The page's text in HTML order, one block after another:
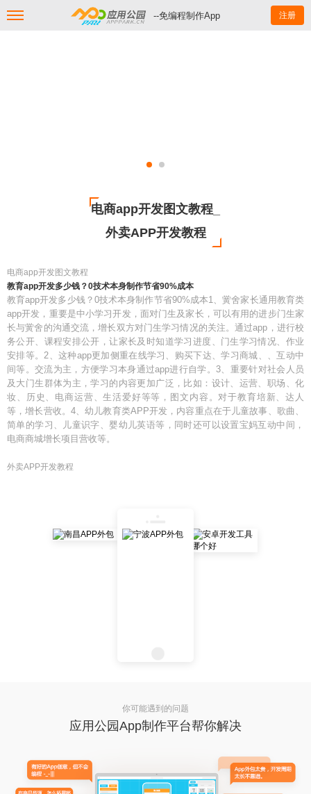
--免编程制作App 注册
电商app开发图文教程_
外卖APP开发教程
电商app开发图文教程
教育app开发多少钱？0技术本身制作节省90%成本
教育app开发多少钱？0技术本身制作节省90%成本1、黉舍家长通用教育类
app开发，重要是中小学习开发，面对门生及家长，可以有用的进步门生家
长与黉舍的沟通交流，增长双方对门生学习情况的关注。通过app，进行校
务公开、课程安排公开，让家长及时知道学习进度、门生学习情况、作业
安排等。2、这种app更加侧重在线学习、购买下达、学习商城、、互动中
间等。交流为主，方便学习本身通过app进行自学。3、重要针对社会人员
及大门生群体为主，学习的内容更加广泛，比如：设计、运营、职场、化
妆、历史、电商运营、生活爱好等等，图文内容。对于教育培新、达人
等，增长营收。4、幼儿教育类APP开发，内容重点在于儿童故事、歌曲、
简单的学习、儿童识字、婴幼儿英语等，同时还可以设置宝妈互动中间，
电商商城增长项目营收等。
外卖APP开发教程
你可能遇到的问题
应用公园App制作平台帮你解决